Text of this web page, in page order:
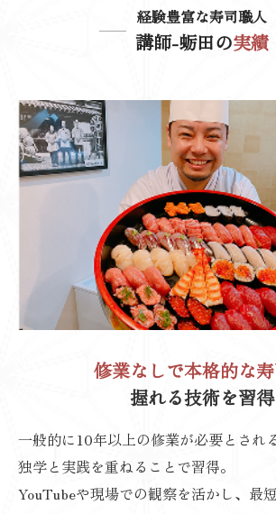
経験豊富な寿司職人
講師-蛎田の実績
修業なしで本格的な
握れる技術を習得
一般的に10年以上の修業が必要とされ
独学と実践を重ねることで習得。
YouTubeや現場での観察を活かし、最